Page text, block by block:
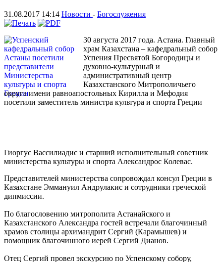
31.08.2017 14:14 Новости - Богослужения
30 августа 2017 года. Астана. Главный
храм Казахстана – кафедральный собор
Успения Пресвятой Богородицы и
духовно-культурный и
административный центр
Казахстанского Митрополичьего
округа имени равноапостольных Кирилла и Мефодия
посетили заместитель министра культура и спорта Греции
Гиоргус Вассилиадис и старший исполнительный советник
министерства культуры и спорта Александрос Колевас.
Представителей министерства сопровождал консул Греции в
Казахстане Эммануил Андрулакис и сотрудники греческой
дипмиссии.
По благословению митрополита Астанайского и
Казахстанского Александра гостей встречали благочинный
храмов столицы архимандрит Сергий (Карамышев) и
помощник благочинного иерей Сергий Дианов.
Отец Сергий провел экскурсию по Успенскому собору,